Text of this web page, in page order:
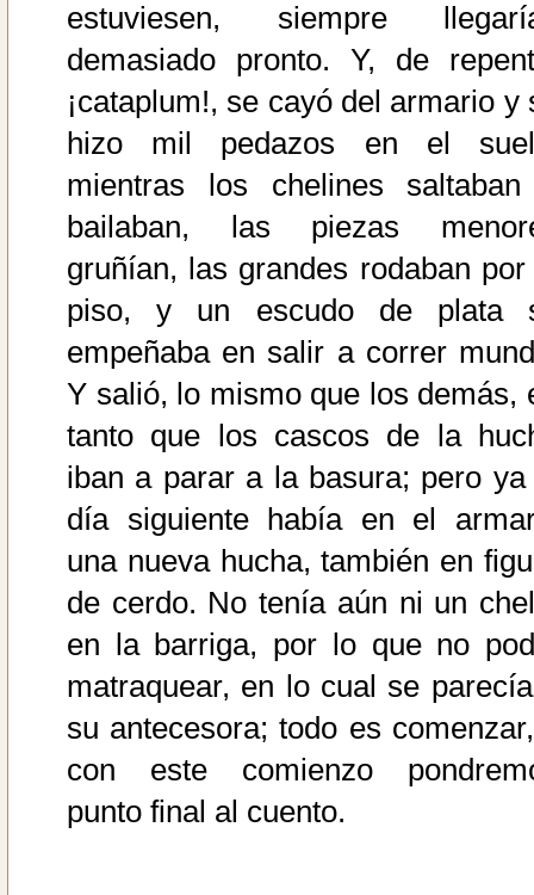
estuviesen, siempre
demasiado pronto. Y, de
¡cataplum!, se cayó del armario y
hizo mil pedazos en el
mientras los chelines
bailaban, las piezas
gruñían, las grandes rodaban por
piso, y un escudo de plata
empeñaba en salir a correr
Y salió, lo mismo que los demás,
tanto que los cascos de la
iban a parar a la basura; pero ya
día siguiente había en el
una nueva hucha, también en
de cerdo. No tenía aún ni un
en la barriga, por lo que no
matraquear, en lo cual se
su antecesora; todo es
con este comienzo
punto final al cuento.